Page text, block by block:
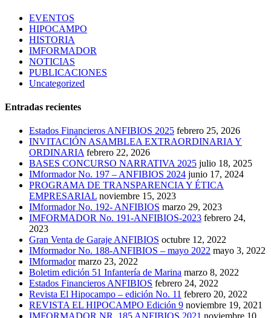
EVENTOS
HIPOCAMPO
HISTORIA
IMFORMADOR
NOTICIAS
PUBLICACIONES
Uncategorized
Entradas recientes
Estados Financieros ANFIBIOS 2025 febrero 25, 2026
INVITACIÓN ASAMBLEA EXTRAORDINARIA Y
ORDINARIA febrero 22, 2026
BASES CONCURSO NARRATIVA 2025 julio 18, 2025
IMformador No. 197 – ANFIBIOS 2024 junio 17, 2024
PROGRAMA DE TRANSPARENCIA Y ÉTICA
EMPRESARIAL noviembre 15, 2023
IMformador No. 192- ANFIBIOS marzo 29, 2023
IMFORMADOR No. 191-ANFIBIOS-2023 febrero 24,
2023
Gran Venta de Garaje ANFIBIOS octubre 12, 2022
IMformador No. 188-ANFIBIOS – mayo 2022 mayo 3, 2022
IMformador marzo 23, 2022
Boletim edición 51 Infantería de Marina marzo 8, 2022
Estados Financieros ANFIBIOS febrero 24, 2022
Revista El Hipocampo – edición No. 11 febrero 20, 2022
REVISTA EL HIPOCAMPO Edición 9 noviembre 19, 2021